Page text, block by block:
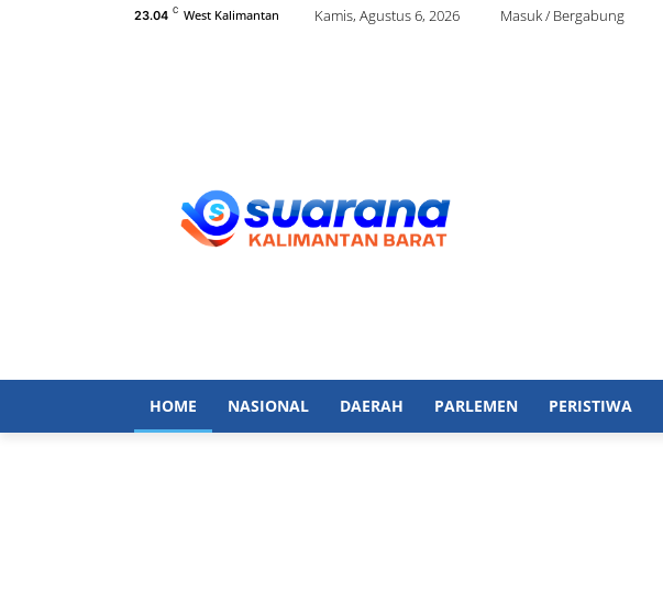
23.04 C West Kalimantan Kamis, Agustus 6, 2026 Masuk / Bergabung
HOME NASIONAL DAERAH PARLEMEN PERISTIWA